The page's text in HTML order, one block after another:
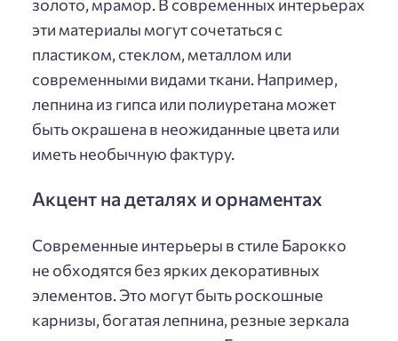
золото, мрамор. В современных интерьерах
эти материалы могут сочетаться с
пластиком, стеклом, металлом или
современными видами ткани. Например,
лепнина из гипса или полиуретана может
быть окрашена в неожиданные цвета или
иметь необычную фактуру.
Акцент на деталях и орнаментах
Современные интерьеры в стиле Барокко
не обходятся без ярких декоративных
элементов. Это могут быть роскошные
карнизы, богатая лепнина, резные зеркала